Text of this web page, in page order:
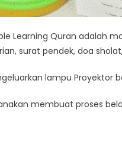
Learning Quran adalah
surat pendek, doa
lampu Proyektor
membuat proses